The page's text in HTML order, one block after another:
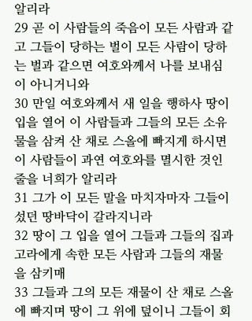
알리라
29 곧 이 사람들의 죽음이 모든 사람과 같
고 그들이 당하는 벌이 모든 사람이 당하
는 벌과 같으면 여호와께서 나를 보내심
이 아니거니와
30 만일 여호와께서 새 일을 행하사 땅이
입을 열어 이 사람들과 그들의 모든 소유
물을 삼켜 산 채로 스올에 빠지게 하시면
이 사람들이 과연 여호와를 멸시한 것인
줄을 너희가 알리라
31 그가 이 모든 말을 마치자마자 그들이
섰던 땅바닥이 갈라지니라
32 땅이 그 입을 열어 그들과 그들의 집과
고라에게 속한 모든 사람과 그들의 재물
을 삼키매
33 그들과 그의 모든 재물이 산 채로 스올
에 빠지며 땅이 그 위에 덮이니 그들이 회